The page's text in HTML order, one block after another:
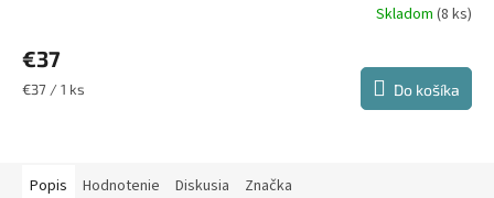
produktu
je
4,8
Skladom(8 ks)
€37
Jednotková
€37 / 1 ks Do košíka
Popis Hodnotenie Diskusia Značka